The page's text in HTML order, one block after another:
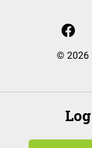
© 2026